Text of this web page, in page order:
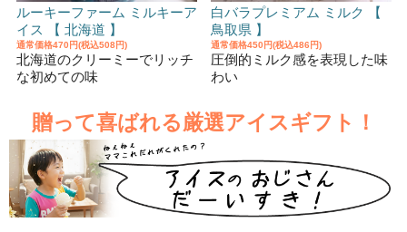
ルーキーファーム ミルキーア
イス 【 北海道 】
通常価格470円(税込508円)
北海道のクリーミーでリッチ
な初めての味
白バラプレミアム ミルク 【
鳥取県 】
通常価格450円(税込486円)
圧倒的ミルク感を表現した味
わい
贈って喜ばれる厳選アイスギフト！